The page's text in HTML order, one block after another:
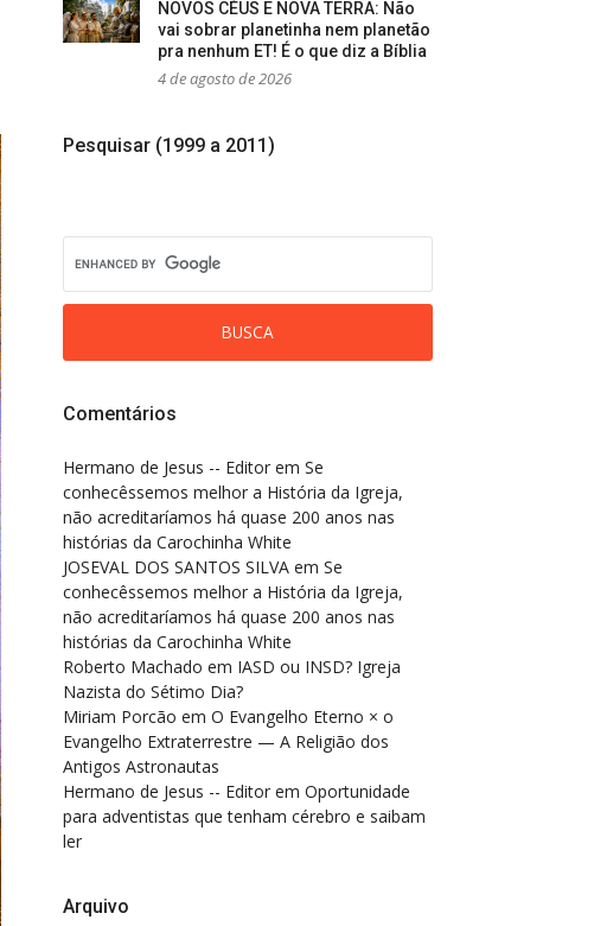
NOVOS CÉUS E NOVA TERRA: Não
vai sobrar planetinha nem planetão
pra nenhum ET! É o que diz a Bíblia
4 de agosto de 2026
Pesquisar (1999 a 2011)
Comentários
Hermano de Jesus -- Editor em Se
conhecêssemos melhor a História da Igreja,
não acreditaríamos há quase 200 anos nas
histórias da Carochinha White
JOSEVAL DOS SANTOS SILVA em Se
conhecêssemos melhor a História da Igreja,
não acreditaríamos há quase 200 anos nas
histórias da Carochinha White
Roberto Machado em IASD ou INSD? Igreja
Nazista do Sétimo Dia?
Miriam Porcão em O Evangelho Eterno × o
Evangelho Extraterrestre — A Religião dos
Antigos Astronautas
Hermano de Jesus -- Editor em Oportunidade
para adventistas que tenham cérebro e saibam
ler
Arquivo